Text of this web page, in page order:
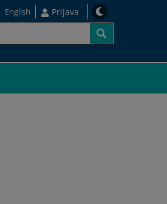
English Prijava